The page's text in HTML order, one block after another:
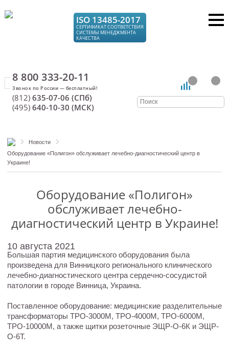
ISO 13485-2017
СЕРТИФИКАТ СООТВЕТСТВИЯ
СИСТЕМЫ МЕНЕДЖМЕНТА
КАЧЕСТВА
8 800 333-20-11
(812) 635-07-06 (СПб)
(495) 640-10-30 (МСК)
Новости
Оборудование «Полигон» обслуживает лечебно-диагностический центр в
Украине!
Оборудование «Полигон»
обслуживает лечебно-
диагностический центр в Украине!
10 августа 2021
Большая партия медицинского оборудования была
произведена для Винницкого регионального клинического
лечебно-диагностического центра сердечно-сосудистой
патологии в городе Винница, Украина.
Поставленное оборудование: медицинские разделительные
трансформаторы ТРО-3000М, ТРО-4000М, ТРО-6000М,
ТРО-10000М, а также щитки розеточные ЭЩР-О-6К и ЭЩР-
О-6Т.